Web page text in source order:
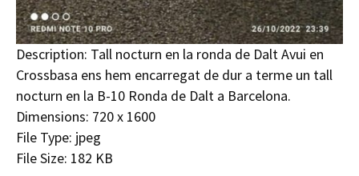
Description: Tall nocturn en la ronda de Dalt Avui en
Crossbasa ens hem encarregat de dur a terme un tall
nocturn en la B-10 Ronda de Dalt a Barcelona.
Dimensions: 720 x 1600
File Type: jpeg
File Size: 182 KB